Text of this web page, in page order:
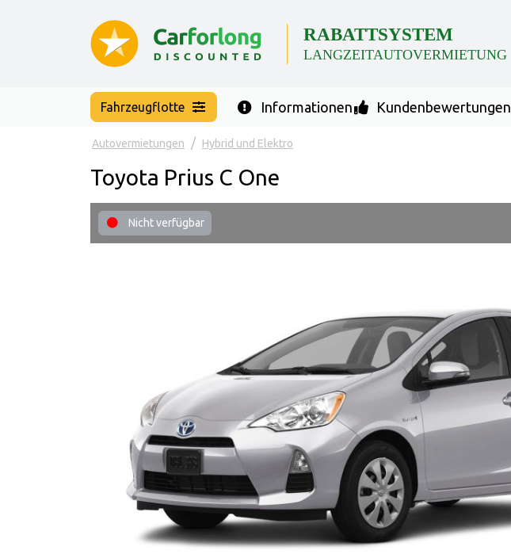
RABATTSYSTEM
LANGZEITAUTOVERMIETUNG
Fahrzeugflotte Informationen Kundenbewertungen
Autovermietungen Hybrid und Elektro
Toyota Prius C One
Nicht verfügbar